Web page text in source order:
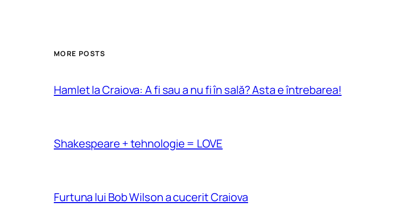
MORE POSTS
Hamlet la Craiova: A fi sau a nu fi în sală? Asta e întrebarea!
Shakespeare + tehnologie = LOVE
Furtuna lui Bob Wilson a cucerit Craiova